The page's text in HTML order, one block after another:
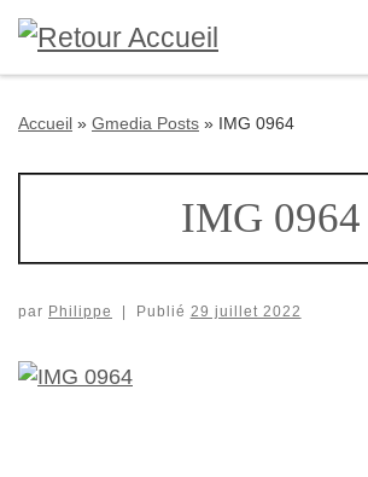
Passer au contenu
Accueil » Gmedia Posts » IMG 0964
IMG 0964
par Philippe Publié 29 juillet 2022